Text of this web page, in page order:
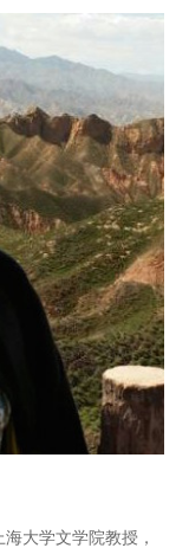
结的一些考察》
大学文学院教授，